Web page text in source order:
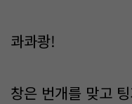
콰콰쾅!
창은 번개를 맞고